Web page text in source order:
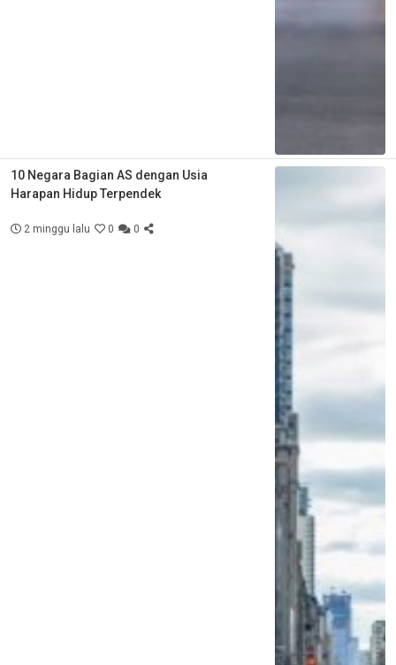
10 Negara Bagian AS dengan Usia
Harapan Hidup Terpendek
2 minggu lalu 0 0